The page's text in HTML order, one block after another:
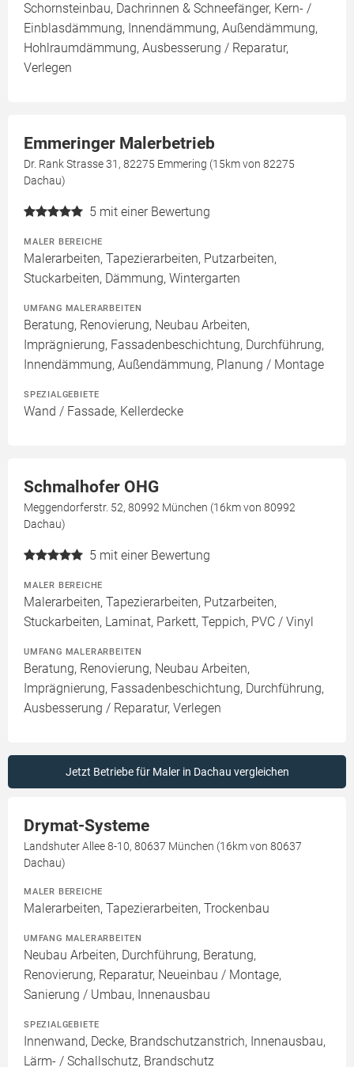
Schornsteinbau, Dachrinnen & Schneefänger, Kern- /
Einblasdämmung, Innendämmung, Außendämmung,
Hohlraumdämmung, Ausbesserung / Reparatur,
Verlegen
Emmeringer Malerbetrieb
Dr. Rank Strasse 31, 82275 Emmering (15km von 82275
Dachau)
5 mit einer Bewertung
MALER BEREICHE
Malerarbeiten, Tapezierarbeiten, Putzarbeiten,
Stuckarbeiten, Dämmung, Wintergarten
UMFANG MALERARBEITEN
Beratung, Renovierung, Neubau Arbeiten,
Imprägnierung, Fassadenbeschichtung, Durchführung,
Innendämmung, Außendämmung, Planung / Montage
SPEZIALGEBIETE
Wand / Fassade, Kellerdecke
Schmalhofer OHG
Meggendorferstr. 52, 80992 München (16km von 80992
Dachau)
5 mit einer Bewertung
MALER BEREICHE
Malerarbeiten, Tapezierarbeiten, Putzarbeiten,
Stuckarbeiten, Laminat, Parkett, Teppich, PVC / Vinyl
UMFANG MALERARBEITEN
Beratung, Renovierung, Neubau Arbeiten,
Imprägnierung, Fassadenbeschichtung, Durchführung,
Ausbesserung / Reparatur, Verlegen
Jetzt Betriebe für Maler in Dachau vergleichen
Drymat-Systeme
Landshuter Allee 8-10, 80637 München (16km von 80637
Dachau)
MALER BEREICHE
Malerarbeiten, Tapezierarbeiten, Trockenbau
UMFANG MALERARBEITEN
Neubau Arbeiten, Durchführung, Beratung,
Renovierung, Reparatur, Neueinbau / Montage,
Sanierung / Umbau, Innenausbau
SPEZIALGEBIETE
Innenwand, Decke, Brandschutzanstrich, Innenausbau,
Lärm- / Schallschutz, Brandschutz